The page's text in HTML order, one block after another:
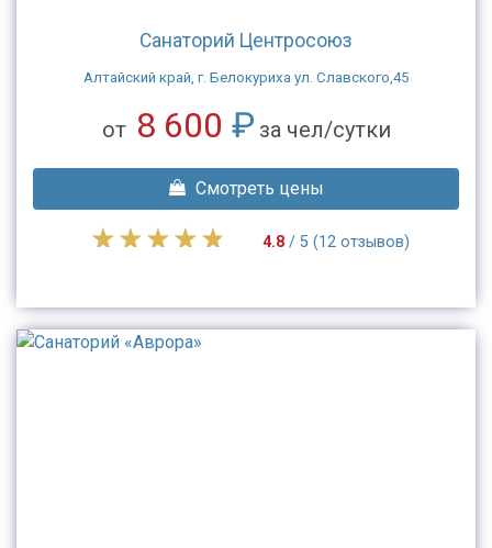
Санаторий Центросоюз
Алтайский край, г. Белокуриха ул. Славского,45
от 8 600 ₽ за чел/сутки
Смотреть цены
4.8/ 5 (12 отзывов)